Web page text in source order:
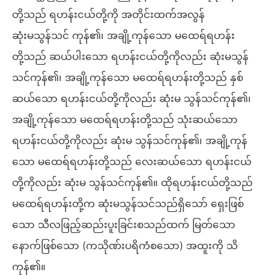
တို့သည် ရဟန်းငယ်တို့ကို အတိုင်းထက်အလွန်
ဆုံးမသွန်သင် ကုန်၏၊ အချို့ကုန်သော မထေရ်ရဟန်း
တို့သည် ဆယ်ပါးသော ရဟန်းငယ်တို့ကိုလည်း ဆုံးမသွန်
သင်ကုန်၏၊ အချို့ကုန်သော မထေရ်ရဟန်းတို့သည် နှစ်
ဆယ်သော ရဟန်းငယ်တို့ကိုလည်း ဆုံးမ သွန်သင်ကုန်၏၊
အချို့ကုန်သော မထေရ်ရဟန်းတို့သည် သုံးဆယ်သော
ရဟန်းငယ်တို့ကိုလည်း ဆုံးမ သွန်သင်ကုန်၏၊ အချို့ကုန်
သော မထေရ်ရဟန်းတို့သည် လေးဆယ်သော ရဟန်းငယ်
တို့ကိုလည်း ဆုံးမ သွန်သင်ကုန်၏။ ထိုရဟန်းငယ်တို့သည်
မထေရ်ရဟန်းတို့က ဆုံးမသွန်သင်သည်ရှိသော် ရှေးဖြစ်
သော သီလဖြည့်ဆည်းပူးခြင်းစသည်ထက် မြတ်သော
နောက်ဖြစ်သော (ကသိုဏ်းပရိကံစသော) အထူးကို သိ
ကုန်၏။